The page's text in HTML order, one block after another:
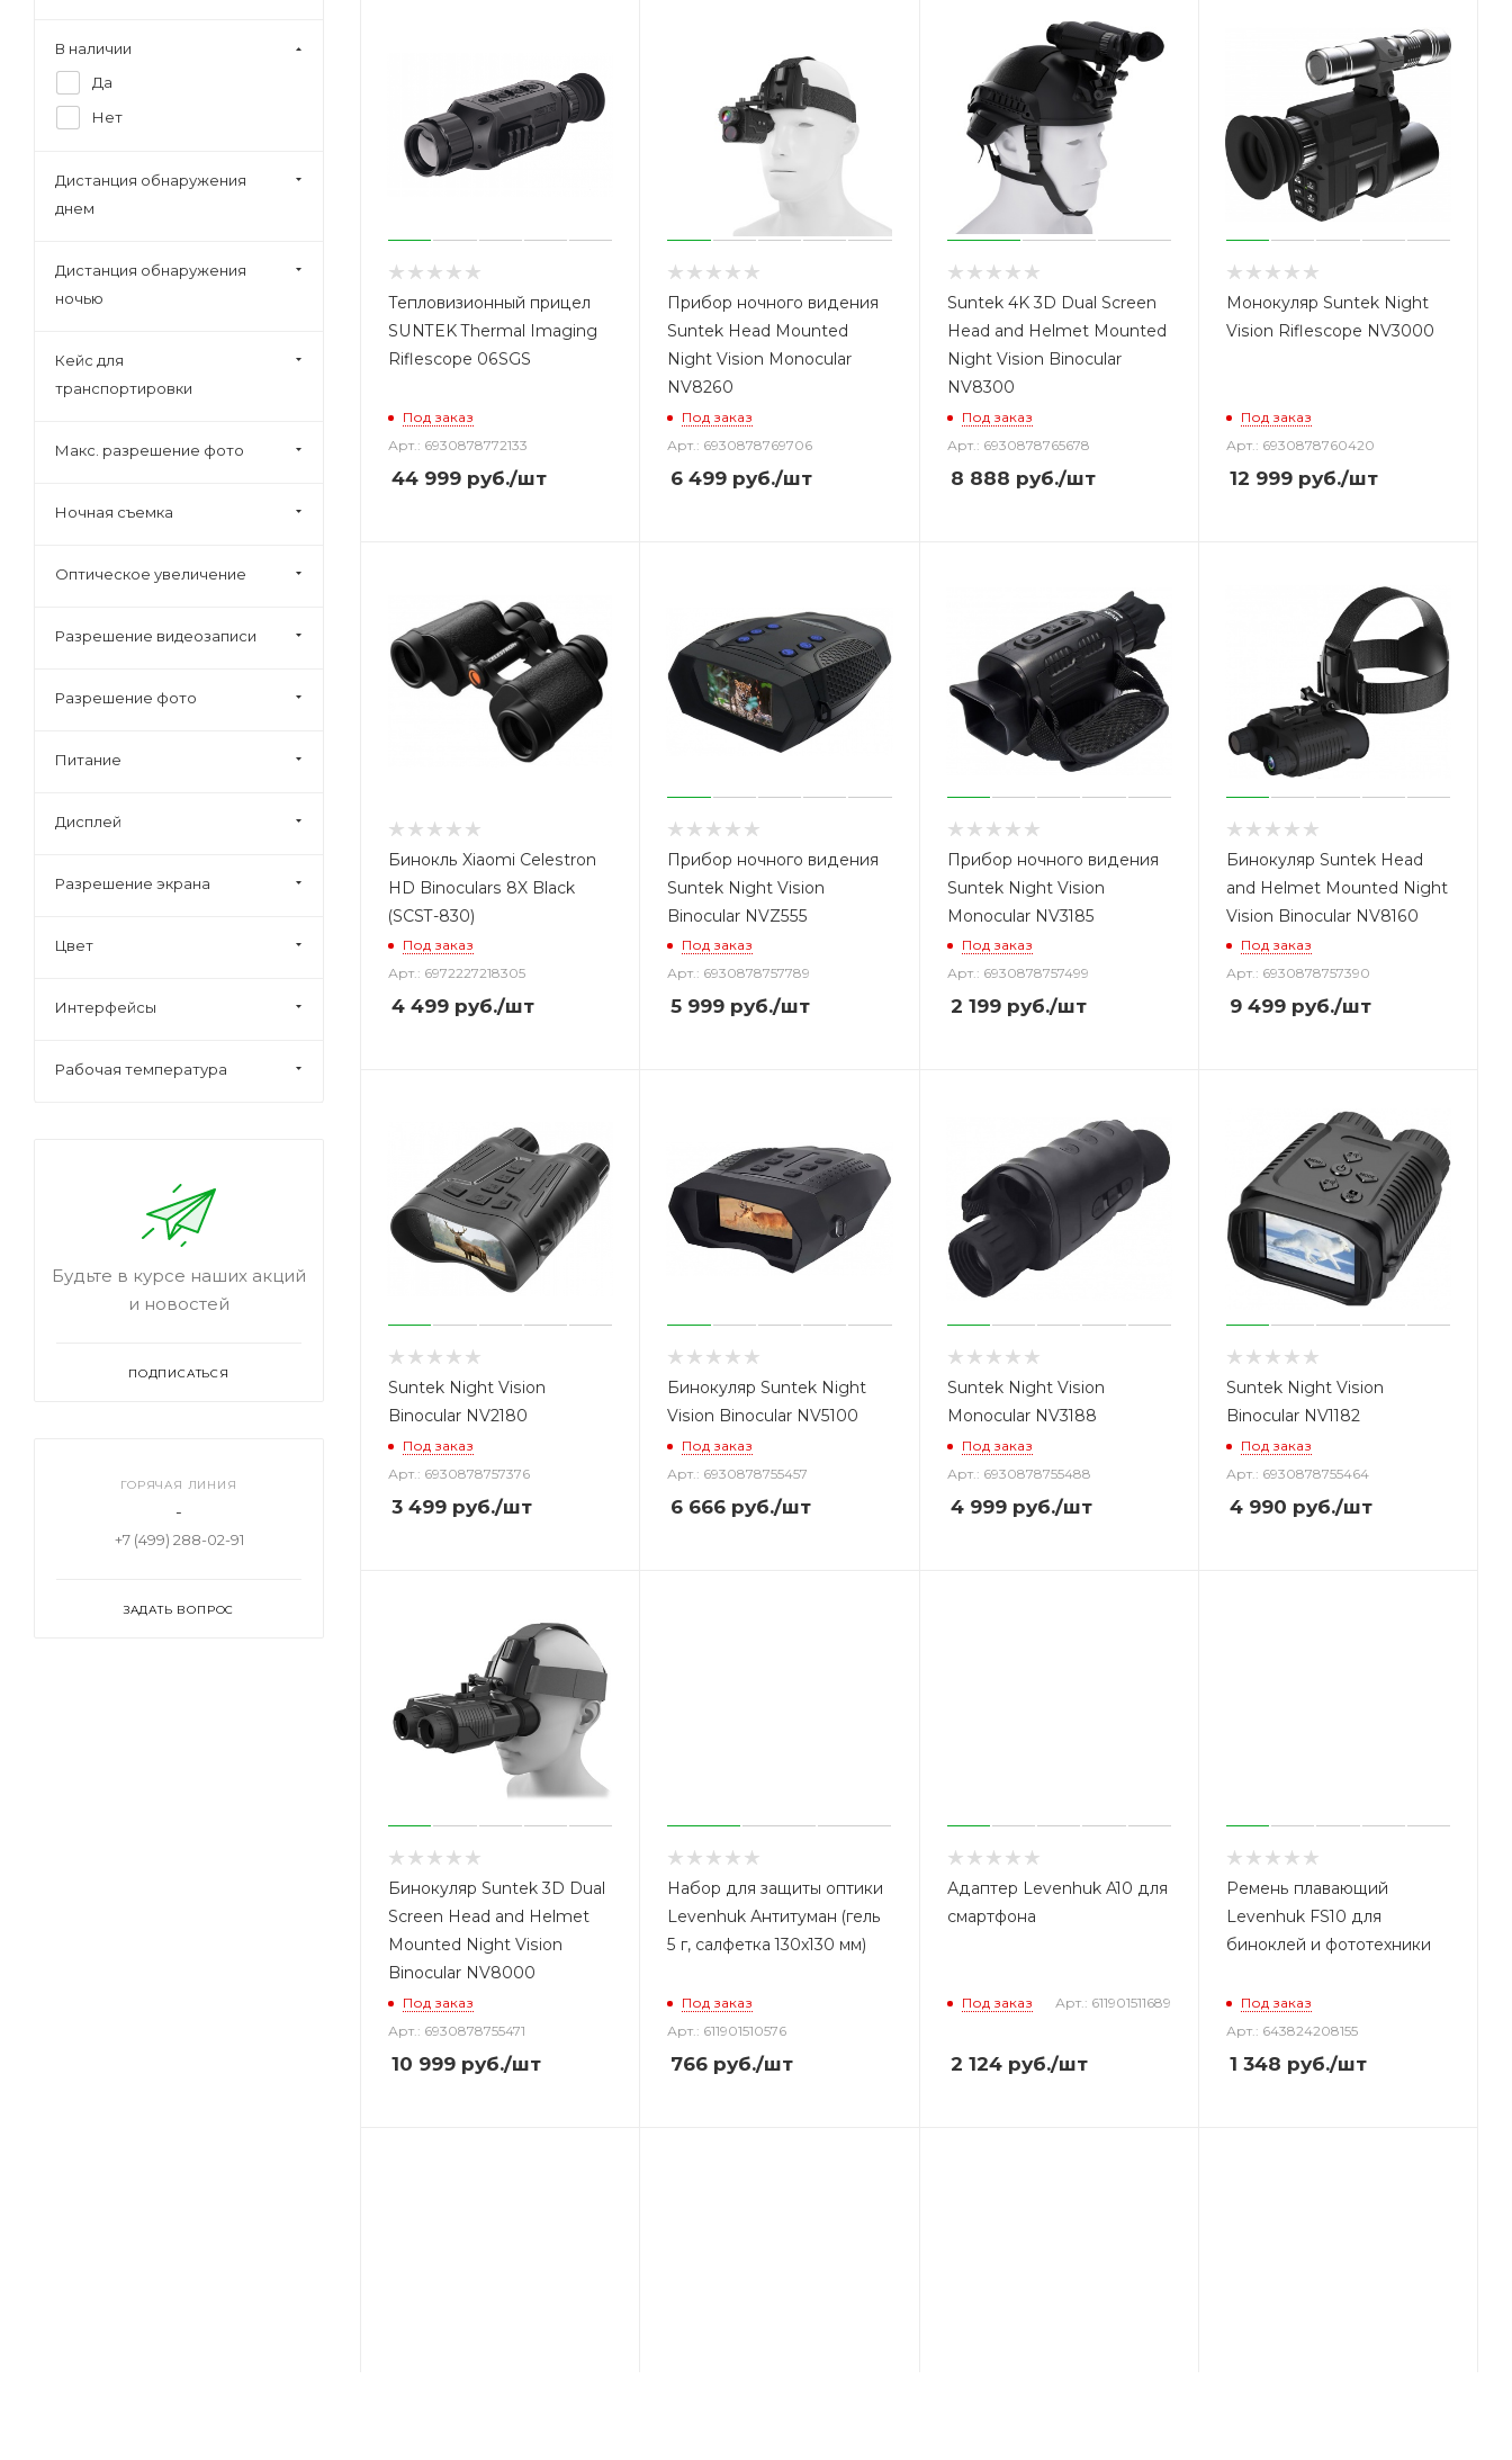
Тепловизионный прицел
SUNTEK Thermal Imaging
Riflescope 06SGS
Под заказ
Арт.: 6930878772133
44 999 руб./шт
Прибор ночного видения
Suntek Head Mounted
Night Vision Monocular
NV8260
Под заказ
Арт.: 6930878769706
6 499 руб./шт
Suntek 4K 3D Dual Screen
Head and Helmet Mounted
Night Vision Binocular
NV8300
Под заказ
Арт.: 6930878765678
8 888 руб./шт
Монокуляр Suntek Night
Vision Riflescope NV3000
Под заказ
Арт.: 6930878760420
12 999руб./шт
Бинокль Xiaomi Celestron
HD Binoculars 8X Black
(SCST-830)
Под заказ
Арт.: 6972227218305
4 499 руб./шт
Прибор ночного видения
Suntek Night Vision
Binocular NVZ555
Под заказ
Арт.: 6930878757789
5 999 руб./шт
Прибор ночного видения
Suntek Night Vision
Monocular NV3185
Под заказ
Арт.: 6930878757499
2 199руб./шт
Бинокуляр Suntek Head
and Helmet Mounted Night
Vision Binocular NV8160
Под заказ
Арт.: 6930878757390
9 499руб./шт
Suntek Night Vision
Binocular NV2180
Под заказ
Арт.: 6930878757376
3 499 руб./шт
Бинокуляр Suntek Night
Vision Binocular NV5100
Под заказ
Арт.: 6930878755457
6 666 руб./шт
Suntek Night Vision
Monocular NV3188
Под заказ
Арт.: 6930878755488
4 999руб./шт
Suntek Night Vision
Binocular NV1182
Под заказ
Арт.: 6930878755464
4 990 руб./шт
Бинокуляр Suntek 3D Dual
Screen Head and Helmet
Mounted Night Vision
Binocular NV8000
Под заказ
Арт.: 6930878755471
10 999 руб./шт
Набор для защиты оптики
Levenhuk Антитуман (гель
5 г, салфетка 130x130 мм)
Под заказ
Арт.: 611901510576
766 руб./шт
Адаптер Levenhuk A10 для
смартфона
Под заказ Арт.: 611901511689
2 124руб./шт
Ремень плавающий
Levenhuk FS10 для
биноклей и фототехники
Под заказ
Арт.: 643824208155
1 348 руб./шт
В наличии
Да
Нет
Дистанция обнаружения
днем
Дистанция обнаружения
ночью
Кейс для
транспортировки
Макс. разрешение фото
Ночная съемка
Оптическое увеличение
Разрешение видеозаписи
Разрешение фото
Питание
Дисплей
Разрешение экрана
Цвет
Интерфейсы
Рабочая температура
Будьте в курсе наших акций
и новостей
ПОДПИСАТЬСЯ
ГОРЯЧАЯ ЛИНИЯ
-
+7 (499) 288-02-91
ЗАДАТЬ ВОПРОС